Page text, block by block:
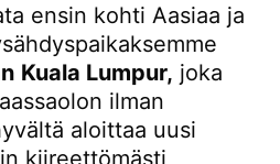
ensin kohti Aasiaa ja
Kuala Lumpur, joka
ilman
aloittaa uusi
kiireettömästi